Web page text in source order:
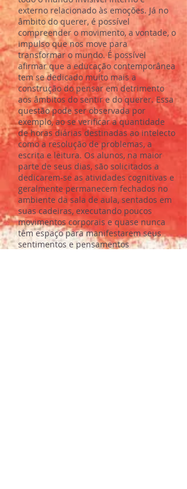
externo relacionado às emoções. Já no
âmbito do querer, é possível
compreender o movimento, a vontade, o
impulso que nos move para
transformar o mundo. É possível
afirmar que a educação contemporânea
tem se dedicado muito mais a
construção do pensar em detrimento
aos âmbitos do sentir e do querer. Essa
questão pode ser observada por
exemplo, ao se verificar a quantidade
de horas diárias destinadas ao intelecto
como a resolução de problemas, a
escrita e leitura. Os alunos, na maior
parte de seus dias, são solicitados a
dedicarem-se as atividades cognitivas e
geralmente permanecem fechados no
ambiente da sala de aula, sentados em
suas cadeiras, executando poucos
movimentos corporais e quase nunca
têm espaço para manifestarem seus
sentimentos e pensamentos